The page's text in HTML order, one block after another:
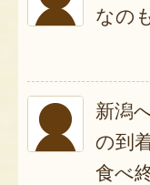
なの
新潟
の到
食べ